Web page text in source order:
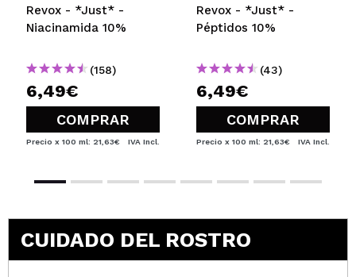
Revox - *Just* -
Niacinamida 10%
(158)
6,49€
COMPRAR
Precio x 100 ml: 21,63€ IVA Incl.
Revox - *Just* -
Péptidos 10%
(43)
6,49€
COMPRAR
Precio x 100 ml: 21,63€ IVA Incl.
CUIDADO DEL ROSTRO